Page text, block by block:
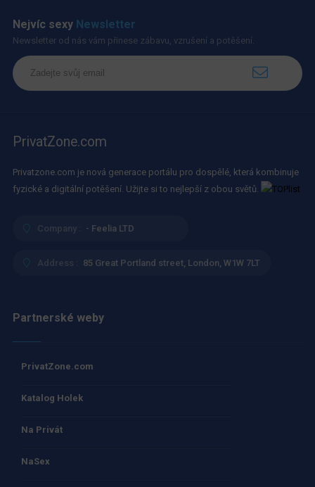
Nejvíc sexy Newsletter
Newsletter od nás vám přinese zábavu, vzrušení a potěšení.
PrivatZone.com
Privatzone.com je nová generace portálu pro dospělé, která kombinuje
fyzické a digitální potěšení. Užijte si to nejlepší z obou světů.
Company : - Feelia LTD
Address : 85 Great Portland street, London, W1W 7LT
Partnerské weby
PrivatZone.com
Katalog Holek
Na Privát
NaSex